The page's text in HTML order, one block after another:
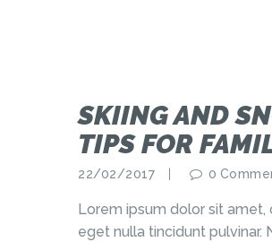
SKIING AND
TIPS FOR
22/02/2017 0
Lorem ipsum dolor sit
eget nulla tincidunt pulvinar.